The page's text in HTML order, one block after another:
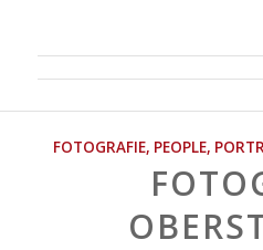
FOTOGRAFIE, PEOPLE,